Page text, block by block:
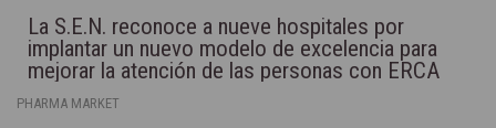
La S.E.N. reconoce a nueve hospitales por
implantar un nuevo modelo de excelencia para
mejorar la atención de las personas con ERCA
PHARMA MARKET